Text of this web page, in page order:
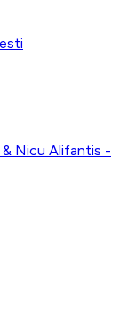
Nicu Alifantis -